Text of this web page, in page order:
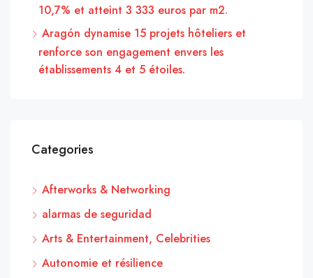
10,7% et atteint 3 333 euros par m2.
Aragón dynamise 15 projets hôteliers et
renforce son engagement envers les
établissements 4 et 5 étoiles.
Categories
Afterworks & Networking
alarmas de seguridad
Arts & Entertainment, Celebrities
Autonomie et résilience